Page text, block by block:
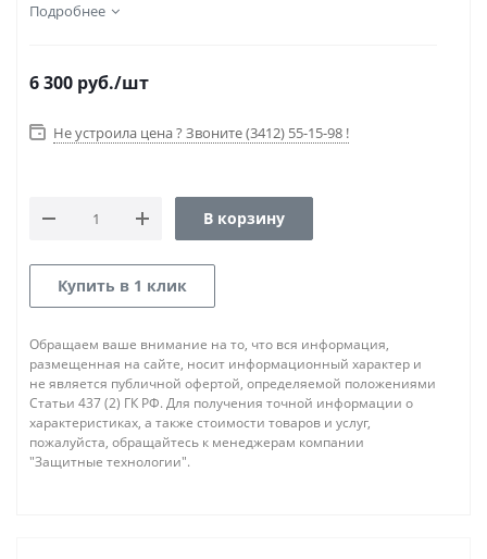
Подробнее
6 300 руб./шт
Не устроила цена ? Звоните (3412) 55-15-98 !
В корзину
Купить в 1 клик
Обращаем ваше внимание на то, что вся информация,
размещенная на сайте, носит информационный характер и
не является публичной офертой, определяемой положениями
Статьи 437 (2) ГК РФ. Для получения точной информации о
характеристиках, а также стоимости товаров и услуг,
пожалуйста, обращайтесь к менеджерам компании
"Защитные технологии".